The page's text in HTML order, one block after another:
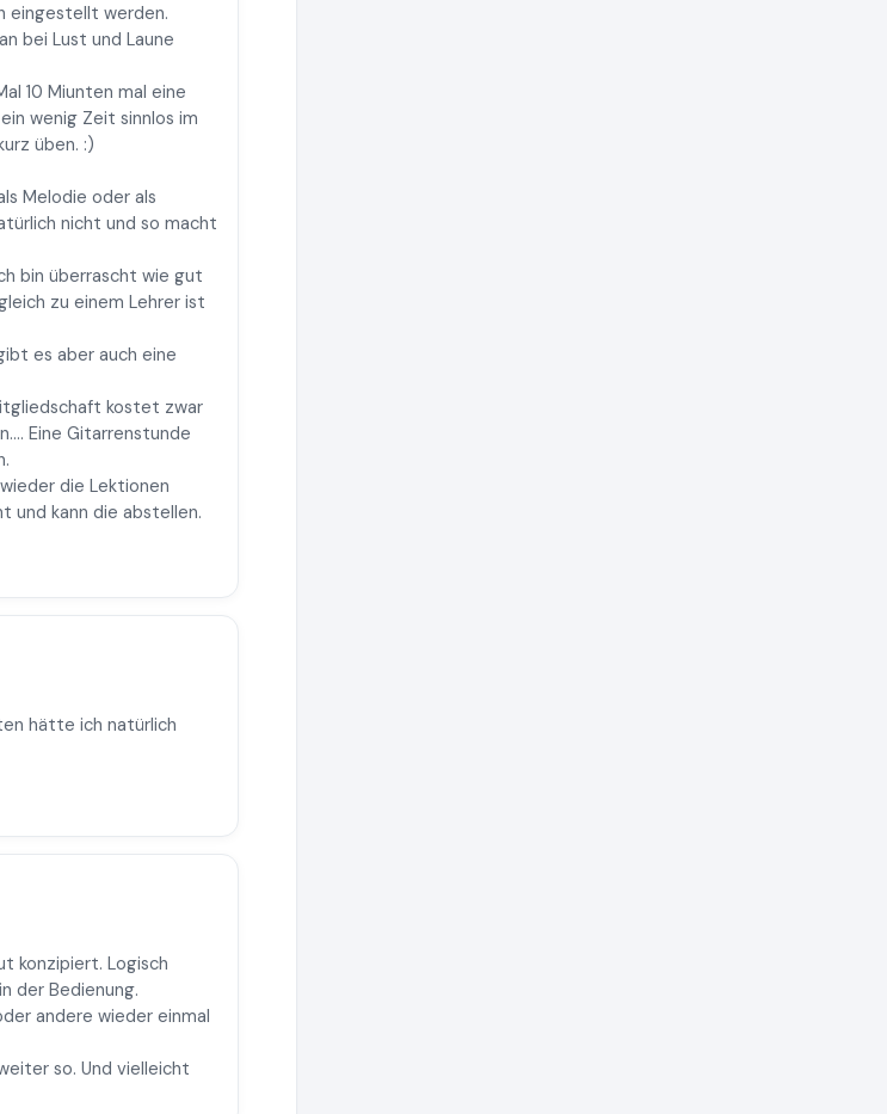
eingestellt werden.
bei Lust und Laune
10 Miunten mal eine
wenig Zeit sinnlos im
üben. :)
Melodie oder als
nicht und so macht
bin überrascht wie gut
zu einem Lehrer ist
es aber auch eine
kostet zwar
Eine Gitarrenstunde
die Lektionen
und kann die abstellen.
hätte ich natürlich
konzipiert. Logisch
der Bedienung.
andere wieder einmal
so. Und vielleicht